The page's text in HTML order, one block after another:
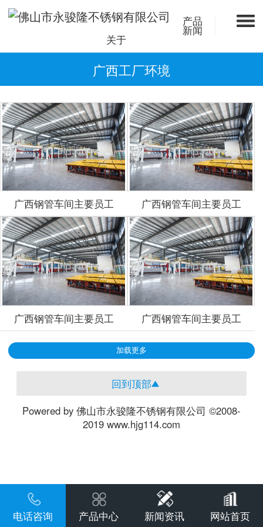
产品
新闻
关于
广西工厂环境
广西钢管车间主要员工 广西钢管车间主要员工
广西钢管车间主要员工 广西钢管车间主要员工
加载更多
回到顶部
Powered by 佛山市永骏隆不锈钢有限公司 ©2008-
2019 www.hjg114.com
电话咨询 产品中心 新闻资讯 网站首页